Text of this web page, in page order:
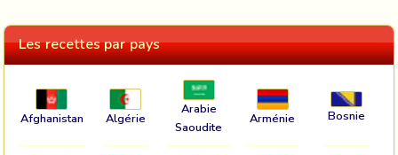
Les recettes par pays
Afghanistan Algérie
Arabie
Saoudite
Arménie Bosnie